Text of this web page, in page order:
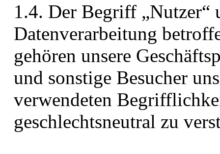
1.4. Der Begriff „Nutzer“
Datenverarbeitung
gehören unsere
und sonstige Besucher
verwendeten
geschlechtsneutral zu